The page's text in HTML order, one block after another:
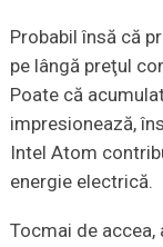
Probabil însă că
pe lângă preţul
Poate că
impresionează,
Intel Atom
energie electrică.
Tocmai de